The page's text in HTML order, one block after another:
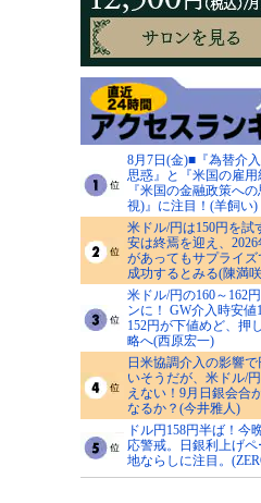
8月7日(金)■『為替介
思惑』と『米国の雇
『米国の金融政策へ
視)』に注目！(羊飼い)
米ドル/円は150円を試
安は終焉を迎え、
があってもサプライ
成功するとみる(陳満
米ドル/円の160～162
ンに！ GW介入時安
152円が下値めど、押
略へ(西原宏一)
日米協調介入の影響
いそうだが、米ドル/
えない！9月日銀会合
なるか？(今井雅人)
ドル円158円半ば！
応警戒。日銀利上げ
地ならしに注目。